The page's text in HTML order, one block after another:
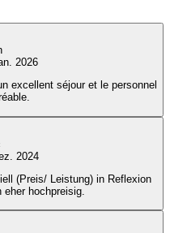
2026
excellent séjour et le personnel
2024
(Preis/ Leistung) in Reflexion
eher hochpreisig.